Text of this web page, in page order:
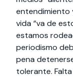
entendimiento
vida “va de
estamos
periodismo
pena
tolerante.